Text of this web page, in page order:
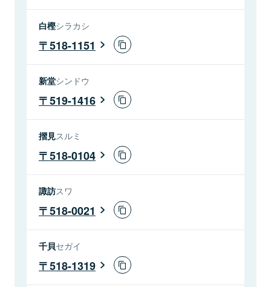
白樫シラカシ
518-1151
新堂シンドウ
519-1416
摺見スルミ
518-0104
諏訪スワ
518-0021
千貝セガイ
518-1319